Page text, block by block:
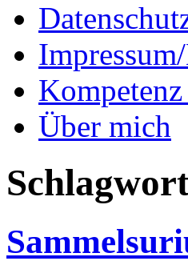
Über mich